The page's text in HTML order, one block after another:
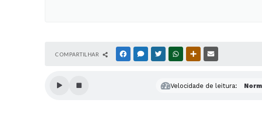
COMPARTILHAR FACEBOOKMESSENGER
TWITTERWHATSAPPOUTRAS MÍDIAS
Velocidade de leitura: